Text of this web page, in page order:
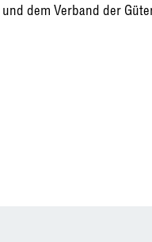
dem Verband der